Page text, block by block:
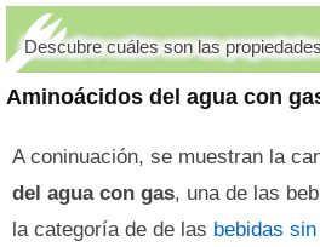
Aminoácidos del agua con
Descubre cuáles son las
A coninuación, se muestran la
del agua con gas, una de las
la categoría de de las bebidas